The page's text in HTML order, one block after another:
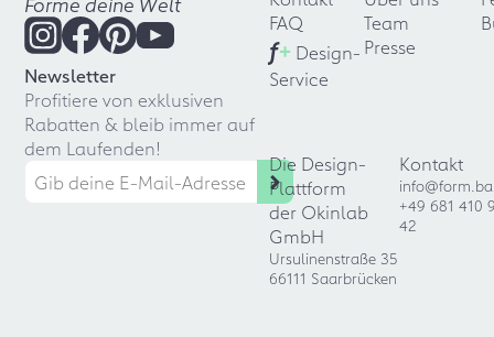
Newsletter
Profitiere von exklusiven
Rabatten & bleib immer auf
dem Laufenden!
FAQ
f+ Design-
Service
Team
Presse
Die Design-
Plattform
der Okinlab
GmbH
Ursulinenstraße 35
66111 Saarbrücken
Kontakt
+49 681 410
42